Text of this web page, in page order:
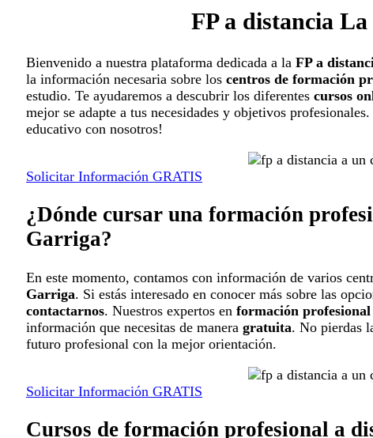
FP a distancia
Bienvenido a nuestra plataforma dedicada a la FP a
la información necesaria sobre los centros de formación
estudio. Te ayudaremos a descubrir los diferentes cursos
mejor se adapte a tus necesidades y objetivos
educativo con nosotros!
Solicitar Información GRATIS
¿Dónde cursar una formación
Garriga?
En este momento, contamos con información de varios
Garriga. Si estás interesado en conocer más sobre las
contactarnos. Nuestros expertos en formación profesional
información que necesitas de manera gratuita. No pierdas
futuro profesional con la mejor orientación.
Solicitar Información GRATIS
Cursos de formación profesional a